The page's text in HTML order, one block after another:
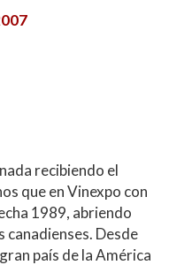
recibiendo el
que en Vinexpo con
1989, abriendo
canadienses. Desde
país de la América